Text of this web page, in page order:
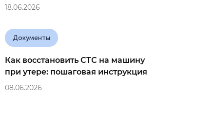
18.06.2026
Документы
Как восстановить СТС на машину
при утере: пошаговая инструкция
08.06.2026